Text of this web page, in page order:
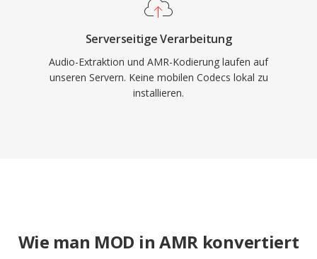
Serverseitige Verarbeitung
Audio-Extraktion und AMR-Kodierung laufen auf
unseren Servern. Keine mobilen Codecs lokal zu
installieren.
Wie man MOD in AMR konvertiert